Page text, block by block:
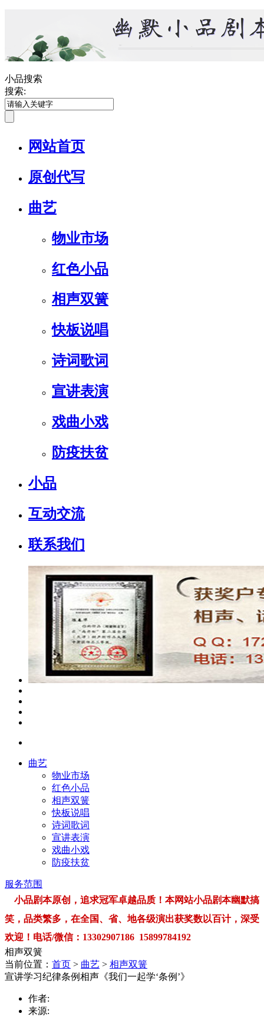
小品搜索
搜索:
网站首页
原创代写
曲艺
物业市场
红色小品
相声双簧
快板说唱
诗词歌词
宣讲表演
戏曲小戏
防疫扶贫
小品
互动交流
联系我们
曲艺
物业市场
红色小品
相声双簧
快板说唱
诗词歌词
宣讲表演
戏曲小戏
防疫扶贫
服务范围
小品剧本原创，追求冠军卓越品质！本网站小品剧本幽默搞
笑，品类繁多，在全国、省、地各级演出获奖数以百计，深受
欢迎！电话/微信：13302907186 15899784192
相声双簧
当前位置： 首页 > 曲艺 > 相声双簧
宣讲学习纪律条例相声《我们一起学‘条例’》
作者:
来源: